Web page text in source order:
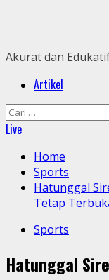
Akurat dan
PrimaryArtikel
Cari
untuk:
Live
Home
Sports
Hatunggal
Tetap
Sports
Hatunggal